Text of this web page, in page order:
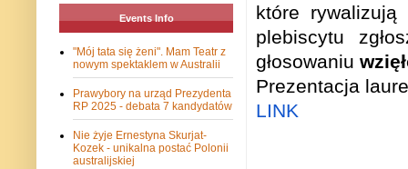
które
plebiscytu
głosowaniu
Prezentacja
LINK
Events Info
"Mój tata się żeni". Mam Teatr z
nowym spektaklem w Australii
Prawybory na urząd Prezydenta
RP 2025 - debata 7 kandydatów
Nie żyje Ernestyna Skurjat-
Kozek - unikalna postać Polonii
australijskiej